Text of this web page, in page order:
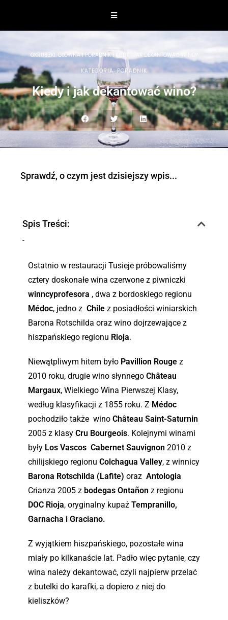
OKRUSZKI:GŁÓWNA|PORADNIK| KIEDY I JAK DEKANTOWAĆ WINO?
KATEGORIA: PORADNIK
Kiedy i jak dekantować wino?
Sprawdź, o czym jest dzisiejszy wpis...
Spis Treści:
-
Ostatnio w restauracji Tusieje próbowaliśmy
cztery doskonałe wina czerwone z piwniczki
winncyprofesora , dwa z bordoskiego regionu
Médoc, jedno z Chilez posiadłości winiarskich
Barona Rotschilda oraz wino dojrzewające z
hiszpańskiego regionu Rioja.
Niewątpliwym hitem było Pavillion Rougez
2010 roku, drugie wino słynnego Château
Margaux, Wielkiego Wina Pierwszej Klasy,
według klasyfikacji z 1855 roku. Z Médoc
pochodziło także wino Château Saint-Saturnin
2005 z klasy Cru Bourgeois. Kolejnymi winami
były Los Vascos Cabernet Sauvignon 2010 z
chilijskiego regionu Colchagua Valley, z winnicy
Barona Rotschilda (Lafite) oraz Antologia
Crianza 2005 z bodegas Ontañon z regionu
DOC Rioja, oryginalny kupaż Tempranillo,
Garnacha i Graciano.
Z wyjątkiem hiszpańskiego, pozostałe wina
miały po kilkanaście lat. Padło więc pytanie, czy
wina należy dekantować, czyli najpierw przelać
z butelki do karafki, a dopiero z niej do
kieliszków?